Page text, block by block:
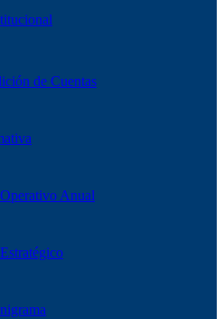
de Cuentas
Anual